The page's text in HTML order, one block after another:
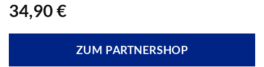
34,90 €
ZUM PARTNERSHOP